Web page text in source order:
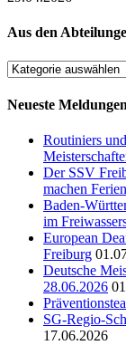
Aus den
Aus
Abteilungen
Neueste Meldungen
Routiniers
Der SSV
machen Ferien
Baden-
im
European
Freiburg
Deutsche
28.06.2026
SG-Regio-
17.06.2026